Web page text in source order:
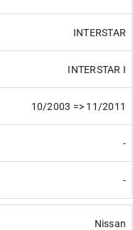
INTERSTAR
INTERSTAR I
10/2003 => 11/2011
-
-
Nissan